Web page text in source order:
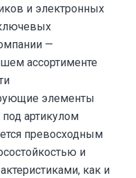
и электронных
—
ассортименте
элементы
артикулом
превосходным
и
как и